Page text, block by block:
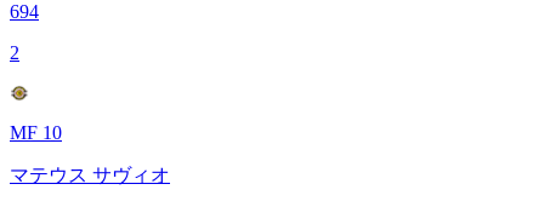
694
2
MF 10
マテウス サヴィオ